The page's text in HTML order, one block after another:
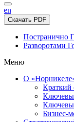
en
Скачать PDF
Постранично
Разворотами
Меню
О
Краткий
Бизнес-